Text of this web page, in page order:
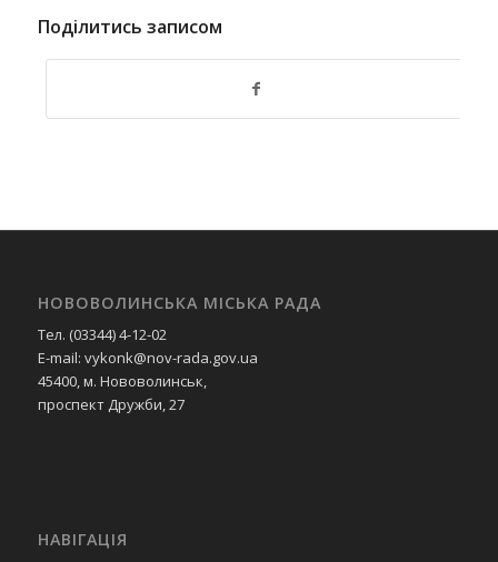
Поділитись записом
НОВОВОЛИНСЬКА МІСЬКА РАДА
Тел. (03344) 4-12-02
E-mail: vykonk@nov-rada.gov.ua
45400, м. Нововолинськ,
проспект Дружби, 27
НАВІГАЦІЯ